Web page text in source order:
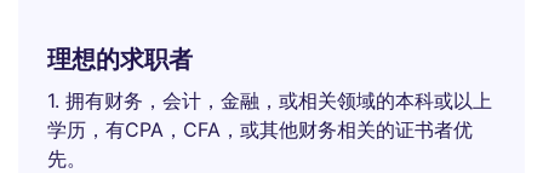
理想的求职者
1. 拥有财务，会计，金融，或相关领域的本科或以上
学历，有CPA，CFA，或其他财务相关的证书者优
先。